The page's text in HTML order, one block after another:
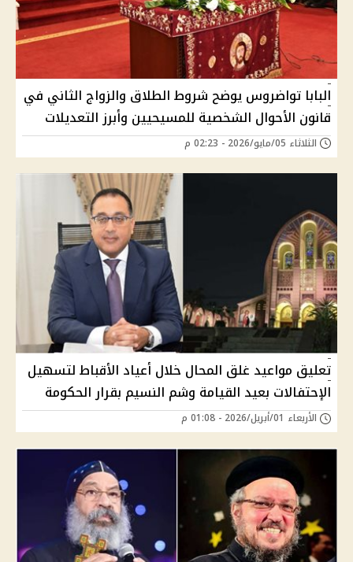
البابا تواضروس يوضح شروط الطلاق والزواج الثاني في
قانون الأحوال الشخصية للمسيحيين وأبرز التعديلات
الثلاثاء 05/مايو/2026 - 02:23 م
تعليق مواعيد غلق المحال خلال أعياد الأقباط لتسهيل
الإحتفالات بعيد القيامة وشم النسيم بقرار الحكومة
الأربعاء 01/أبريل/2026 - 01:08 م